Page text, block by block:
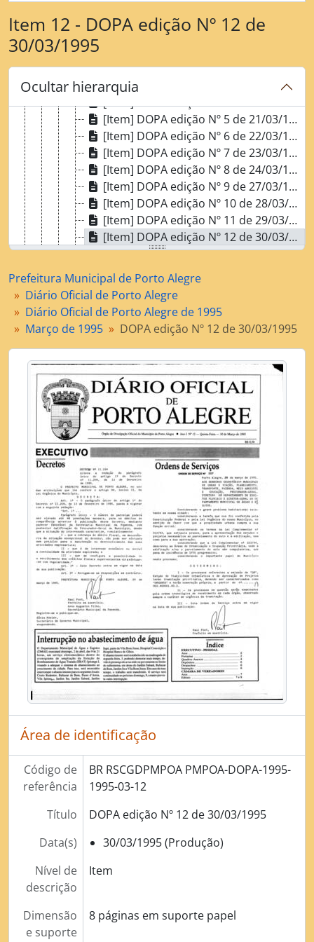
Item 12 - DOPA edição Nº 12 de
30/03/1995
Ocultar hierarquia
[Subsérie] Diário Oficial de Porto Alegre de 1995
[Dossiê] Março de 1995
[Item] DOPA edição Nº 2 de 16/03/1995
[Item] DOPA edição Nº 3 de 17/03/1995
[Item] DOPA edição Nº 4 de 20/03/1995
[Item] DOPA edição Nº 5 de 21/03/1995
[Item] DOPA edição Nº 6 de 22/03/1995
[Item] DOPA edição Nº 7 de 23/03/1995
[Item] DOPA edição Nº 8 de 24/03/1995
[Item] DOPA edição Nº 9 de 27/03/1995
[Item] DOPA edição Nº 10 de 28/03/1995
[Item] DOPA edição Nº 11 de 29/03/1995
[Item] DOPA edição Nº 12 de 30/03/1995
[Item] DOPA edição Nº 13 de 31/03/1995
[Dossiê] Abril de 1995
[Dossiê] Maio de 1995
[Dossiê] Junho de 1995
[Dossiê] Julho de 1995
[Dossiê] Agosto de 1995
[Dossiê] Outubro de 1995
[Dossiê] Novembro de 1995
[Dossiê] Dezembro de 1995
[Subsérie] Diário Oficial de Porto Alegre de 1996
[Subsérie] Diário Oficial de Porto Alegre de 1997
[Subsérie] Diário Oficial de Porto Alegre de 1998
[Subsérie] Diário Oficial de Porto Alegre de 1999
[Subsérie] Diário Oficial de Porto Alegre de 2000
[Subsérie] Diário Oficial de Porto Alegre de 2001
[Subsérie] Diário Oficial de Porto Alegre de 2002
[Subsérie] Diário Oficial de Porto Alegre de 2003
[Subsérie] Diário Oficial de Porto Alegre de 2004
[Subsérie] Diário Oficial de Porto Alegre de 2005
[Subsérie] Diário Oficial de Porto Alegre de 2006
[Subsérie] Diário Oficial de Porto Alegre de 2007
[Subsérie] Diário Oficial de Porto Alegre de 2008
[Subsérie] Diário Oficial de Porto Alegre de 2009
[Subsérie] Diário Oficial de Porto Alegre de 2010
[Subsérie] Diário Oficial de Porto Alegre de 2011
[Série] Licenciamento das atividades econômicas no Município (Concessão de Alvará)
[Série] Licenciamento de obras e edificações
[Série] Contencioso Administrativo
[Série] Arrecadação de Tributos
[Série] Aquisição de bens e contratação de serviços
[Série] Gerenciamento do patrimônio documental
[Série] Gerenciamento do patrimônio imobiliário
[Série] Fiscalização de Atos pelo Legislativo (demandas da Câmara de Vereadores)
[Série] Elaboração de Atos Normativos
[Série] Gestão de Recursos Humanos - Processo Disciplinar
Prefeitura Municipal de Porto Alegre
Diário Oficial de Porto Alegre
Diário Oficial de Porto Alegre de 1995
Março de 1995
DOPA edição Nº 12 de 30/03/1995
Área de identificação
Código de
referência
BR RSCGDPMPOA PMPOA-DOPA-1995-
1995-03-12
Título
DOPA edição Nº 12 de 30/03/1995
Data(s)
30/03/1995 (Produção)
Nível de
descrição
Item
Dimensão
e suporte
8 páginas em suporte papel